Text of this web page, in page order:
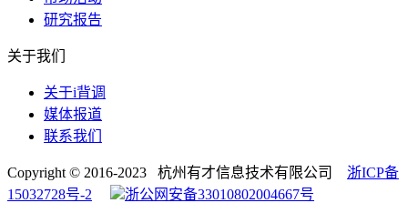
研究报告
关于我们
关于i背调
媒体报道
联系我们
Copyright © 2016-2023 杭州有才信息技术有限公司 浙ICP备
15032728号-2
浙公网安备33010802004667号